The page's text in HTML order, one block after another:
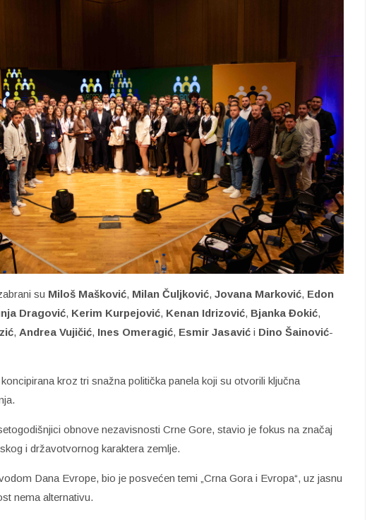
su Miloš Mašković, Milan Čuljković, Jovana Marković, Edon
Dragović, Kerim Kurpejović, Kenan Idrizović, Bjanka Đokić,
, Andrea Vujičić, Ines Omeragić, Esmir Jasavić i Dino Šainović-
kroz tri snažna politička panela koji su otvorili ključna
obnove nezavisnosti Crne Gore, stavio je fokus na značaj
i državotvornog karaktera zemlje.
Dana Evrope, bio je posvećen temi „Crna Gora i Evropa“, uz jasnu
nema alternativu.